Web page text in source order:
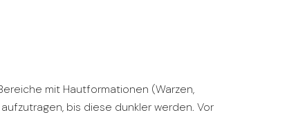
mit Hautformationen (Warzen,
bis diese dunkler werden. Vor